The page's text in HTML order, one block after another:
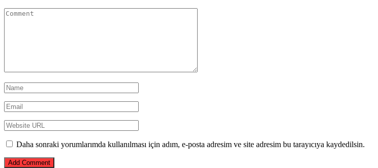
Daha sonraki yorumlarımda kullanılması için adım, e-posta adresim ve site adresim bu tarayıcıya kaydedilsin.